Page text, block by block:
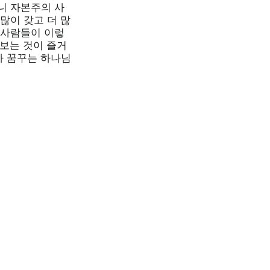
자본주의 사
이 갖고 더 많
람들이 이렇
는 것이 즐거
꿈꾸는 하나님